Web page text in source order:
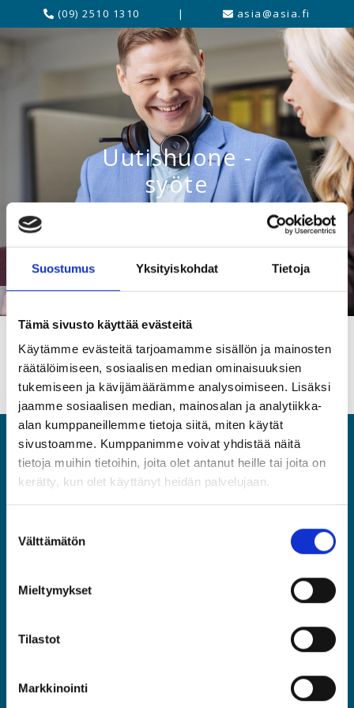
Suostumus Yksityiskohdat Tietoja
Tämä sivusto käyttää evästeitä
Käytämme evästeitä tarjoamamme sisällön ja mainosten
räätälöimiseen, sosiaalisen median ominaisuuksien
tukemiseen ja kävijämäärämme analysoimiseen. Lisäksi
jaamme sosiaalisen median, mainosalan ja analytiikka-
alan kumppaneillemme tietoja siitä, miten käytät
sivustoamme. Kumppanimme voivat yhdistää näitä
tietoja muihin tietoihin, joita olet antanut heille tai joita on
kerätty, kun olet käyttänyt heidän palvelujaan.
valinta
Välttämätön
Mieltymykset
Tilastot
Markkinointi
(09) 2510 1310 | asia@asia.fi
Uutishuone -
syöte
ASIA
Asiantuntijat ja Esihenkilöt ASIA ry
(09) 2510 1310